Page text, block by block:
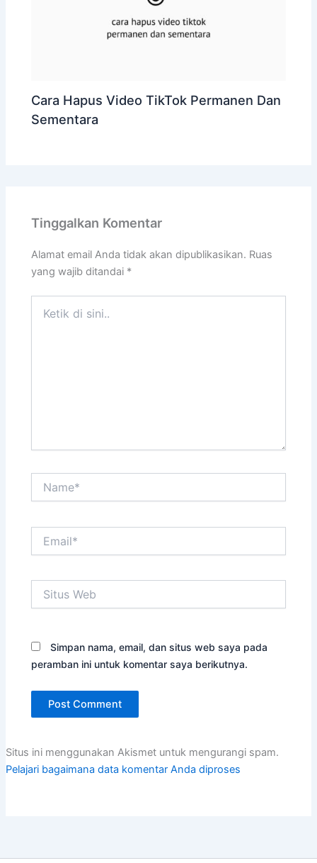
Cara Hapus Video TikTok Permanen Dan
Sementara
Tinggalkan Komentar
Alamat email Anda tidak akan dipublikasikan. Ruas
yang wajib ditandai *
Web
Simpan nama, email, dan situs web saya pada
peramban ini untuk komentar saya berikutnya.
Situs ini menggunakan Akismet untuk mengurangi spam.
Pelajari bagaimana data komentar Anda diproses